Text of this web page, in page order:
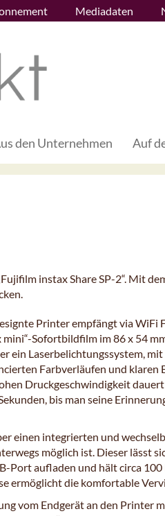
Mediadaten
den Unternehmen Auf
instax Share SP-2“. Mit
Printer empfängt via WiFi
mini“-Sofortbildfilm im 86 x 54
ein Laserbelichtungssystem,
Farbverläufen und klaren
Druckgeschwindigkeit
bis man seine
einen integrierten und
möglich ist. Dieser lässt
Port aufladen und hält circa
ermöglicht die komfortable
vom Endgerät an den Printer